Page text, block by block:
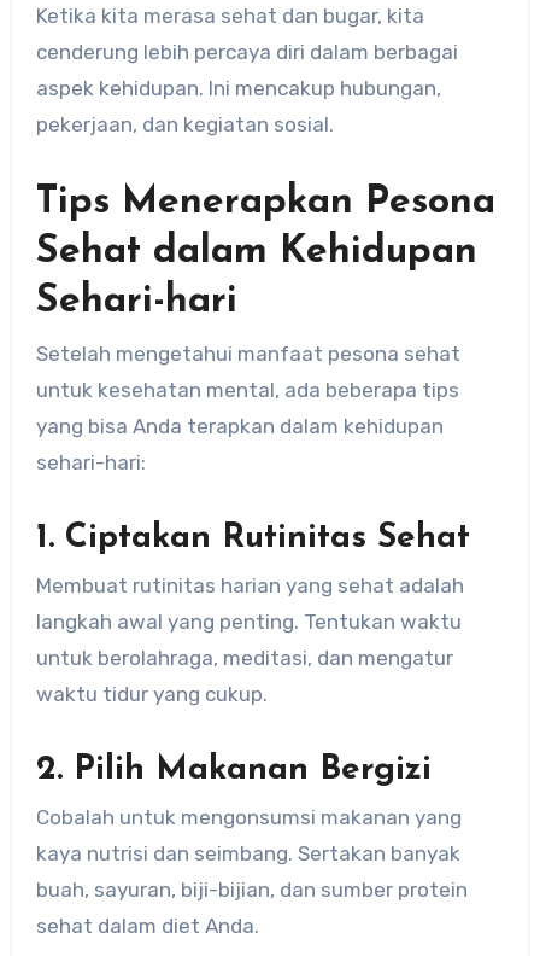
Ketika kita merasa sehat dan bugar, kita
cenderung lebih percaya diri dalam berbagai
aspek kehidupan. Ini mencakup hubungan,
pekerjaan, dan kegiatan sosial.
Tips Menerapkan Pesona
Sehat dalam Kehidupan
Sehari-hari
Setelah mengetahui manfaat pesona sehat
untuk kesehatan mental, ada beberapa tips
yang bisa Anda terapkan dalam kehidupan
sehari-hari:
1. Ciptakan Rutinitas Sehat
Membuat rutinitas harian yang sehat adalah
langkah awal yang penting. Tentukan waktu
untuk berolahraga, meditasi, dan mengatur
waktu tidur yang cukup.
2. Pilih Makanan Bergizi
Cobalah untuk mengonsumsi makanan yang
kaya nutrisi dan seimbang. Sertakan banyak
buah, sayuran, biji-bijian, dan sumber protein
sehat dalam diet Anda.